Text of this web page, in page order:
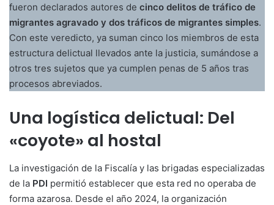
fueron declarados autores de cinco delitos de tráfico de
migrantes agravado y dos tráficos de migrantes simples.
Con este veredicto, ya suman cinco los miembros de esta
estructura delictual llevados ante la justicia, sumándose a
otros tres sujetos que ya cumplen penas de 5 años tras
procesos abreviados.
Una logística delictual: Del
«coyote» al hostal
La investigación de la Fiscalía y las brigadas especializadas
de la PDI permitió establecer que esta red no operaba de
forma azarosa. Desde el año 2024, la organización